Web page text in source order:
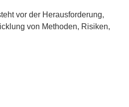
vor der Herausforderung,
von Methoden, Risiken,